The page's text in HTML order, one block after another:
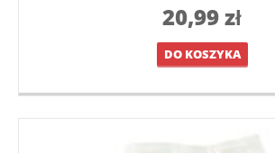
20,99zł
DO KOSZYKA